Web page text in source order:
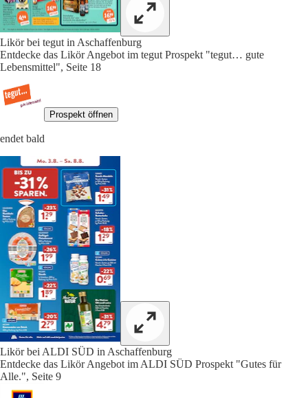
Likör bei tegut in Aschaffenburg
Entdecke das Likör Angebot im tegut Prospekt "tegut… gute
Lebensmittel", Seite 18
Prospekt öffnen
endet bald
Likör bei ALDI SÜD in Aschaffenburg
Entdecke das Likör Angebot im ALDI SÜD Prospekt "Gutes für
Alle.", Seite 9